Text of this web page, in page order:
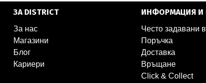
ЗА DISTRICT
За нас
Магазини
Блог
Кариери
ИНФОРМАЦИЯ
Често задавани
Поръчка
Доставка
Връщане
Click & Collect